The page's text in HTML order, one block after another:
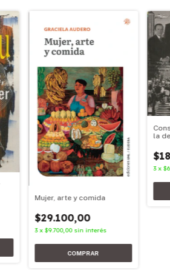
Mujer, arte y comida
$29.100,00
3 x$9.700,00 sin interés
la
3 x